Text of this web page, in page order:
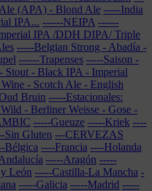
(APA) - Blond Ale -----India
IPA... ------NEIPA ------
IPA /DDH DIPA/ Triple
-----Belgian Strong - Abadía -
------Trapenses -----Saison -
Stout - Black IPA - Imperial
- Scotch Ale - English
Bruin -----Estacionales:
- Berliner Weisse - Gose -
-----Gueuze -----Kriek ----
Sin Gluten ---CERVEZAS
Bélgica ----Francia ----Holanda
-----Aragón -----
León -----Castilla-La Mancha -
-----Galicia -----Madrid -----